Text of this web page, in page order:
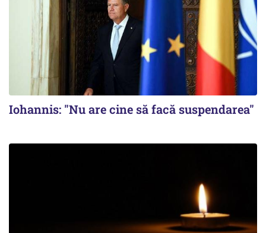
Iohannis: "Nu are cine să facă suspendarea"